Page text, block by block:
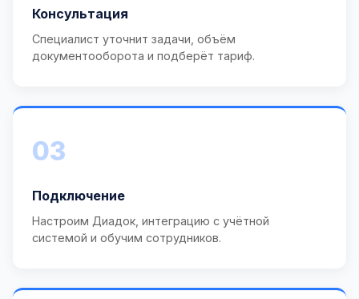
Консультация
Специалист уточнит задачи, объём
документооборота и подберёт тариф.
03
Подключение
Настроим Диадок, интеграцию с учётной
системой и обучим сотрудников.